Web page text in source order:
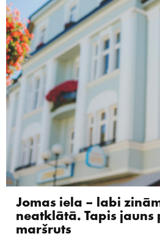
Jomas iela – labi
neatklātā. Tapis jauns
maršruts